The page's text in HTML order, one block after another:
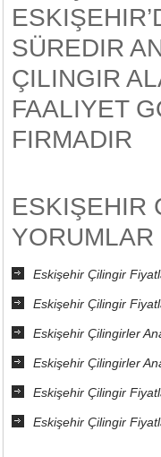
SÜREDIR
ÇILINGIR
FAALIYET
FIRMADIR
ESKIŞEHIR
YORUMLAR
Eskişehir Çilingir
Eskişehir Çilingir
Eskişehir Çilingirler
Eskişehir Çilingirler
Eskişehir Çilingir
Eskişehir Çilingir